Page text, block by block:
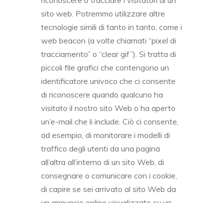
sito web. Potremmo utilizzare altre
tecnologie simili di tanto in tanto, come i
web beacon (a volte chiamati “pixel di
tracciamento” o “clear gif”). Si tratta di
piccoli file grafici che contengono un
identificatore univoco che ci consente
di riconoscere quando qualcuno ha
visitato il nostro sito Web o ha aperto
un’e-mail che li include. Ciò ci consente,
ad esempio, di monitorare i modelli di
traffico degli utenti da una pagina
all’altra all’interno di un sito Web, di
consegnare o comunicare con i cookie,
di capire se sei arrivato al sito Web da